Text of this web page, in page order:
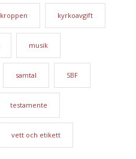
kroppen kyrkoavgift
musik
samtal SBF
testamente
vett och etikett